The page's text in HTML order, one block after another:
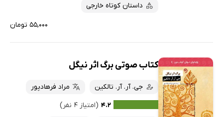
داستان کوتاه خارجی
۵۵,۰۰۰ تومان
کتاب صوتی برگ اثر نیگل
جی. آر. آر. تالکین
مراد فرهادپور
۴.۲ (امتیاز ۴ نفر)